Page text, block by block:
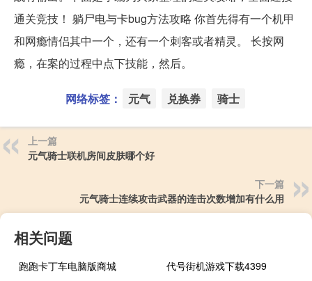
通关竞技！ 躺尸电与卡bug方法攻略 你首先得有一个机甲
和网瘾情侣其中一个，还有一个刺客或者精灵。 长按网
瘾，在案的过程中点下技能，然后。
网络标签： 元气 兑换券 骑士
上一篇
元气骑士联机房间皮肤哪个好
下一篇
元气骑士连续攻击武器的连击次数增加有什么用
相关问题
跑跑卡丁车电脑版商城
代号街机游戏下载4399